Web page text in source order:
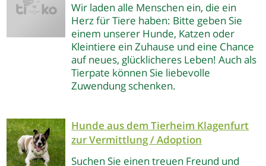
Wir laden alle Menschen ein, die ein
Herz für Tiere haben: Bitte geben Sie
einem unserer Hunde, Katzen oder
Kleintiere ein Zuhause und eine Chance
auf neues, glücklicheres Leben! Auch als
Tierpate können Sie liebevolle
Zuwendung schenken.
Hunde aus dem Tierheim Klagenfurt
zur Vermittlung / Adoption
Suchen Sie einen treuen Freund und